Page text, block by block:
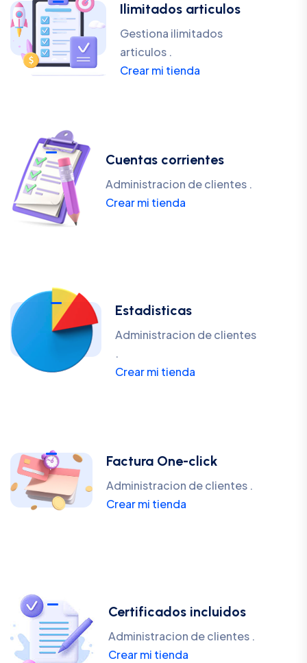
Ilimitados articulos
Gestiona ilimitados
articulos .
Crear mi tienda
Cuentas corrientes
Administracion de clientes .
Crear mi tienda
Estadisticas
Administracion de clientes
.
Crear mi tienda
Factura One-click
Administracion de clientes .
Crear mi tienda
Certificados incluidos
Administracion de clientes .
Crear mi tienda